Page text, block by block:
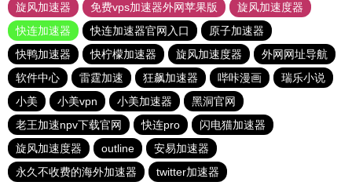
旋风加速器
免费vps加速器外网苹果版
旋风加速度器
快连加速器
快连加速器官网入口
原子加速器
快鸭加速器
快柠檬加速器 旋风加速度器
外网网址导航
软件中心
雷霆加速 狂飙加速器 哔咔漫画
瑞乐小说
小美
小美vpn 小美加速器
黑洞官网
老王加速npv下载官网
快连pro
闪电猫加速器
旋风加速度器
outline
安易加速器
永久不收费的海外加速器
twitter加速器